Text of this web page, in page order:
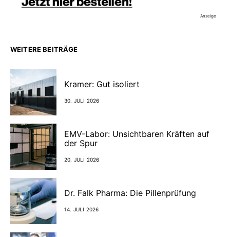
Anzeige
WEITERE BEITRÄGE
Kramer: Gut isoliert
30. JULI 2026
EMV-Labor: Unsichtbaren Kräften auf
der Spur
20. JULI 2026
Dr. Falk Pharma: Die Pillenprüfung
14. JULI 2026